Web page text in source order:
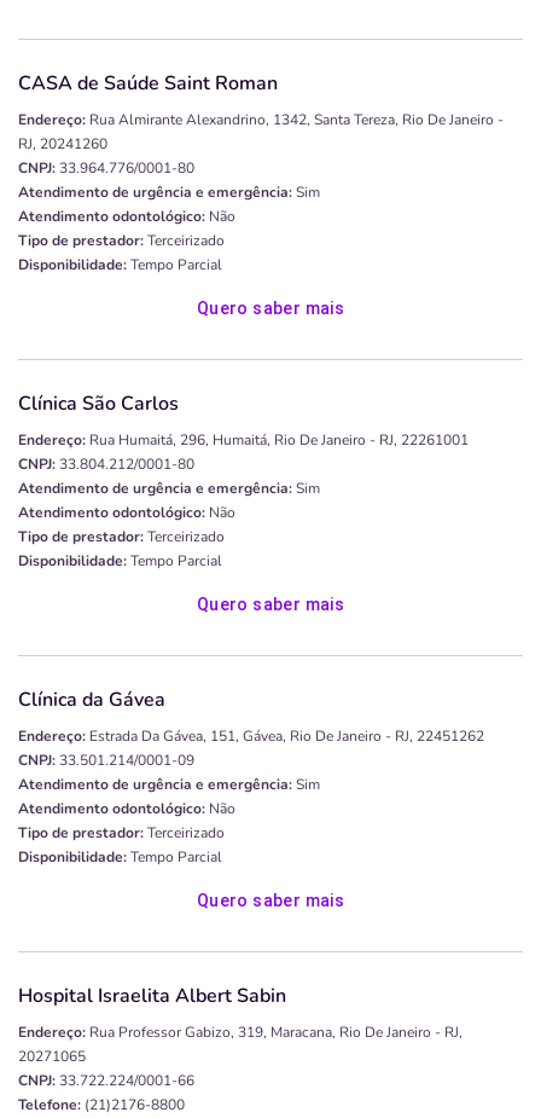
CASA de Saúde Saint Roman
Endereço: Rua Almirante Alexandrino, 1342, Santa Tereza, Rio De Janeiro -
RJ, 20241260
CNPJ:33.964.776/0001-80
Atendimento de urgência e emergência:Sim
Atendimento odontológico: Não
Tipo de prestador:Terceirizado
Disponibilidade:Tempo Parcial
Quero saber mais
Clínica São Carlos
Endereço: Rua Humaitá, 296, Humaitá, Rio De Janeiro - RJ, 22261001
CNPJ:33.804.212/0001-80
Atendimento de urgência e emergência:Sim
Atendimento odontológico: Não
Tipo de prestador:Terceirizado
Disponibilidade:Tempo Parcial
Quero saber mais
Clínica da Gávea
Endereço: Estrada Da Gávea, 151, Gávea, Rio De Janeiro - RJ, 22451262
CNPJ:33.501.214/0001-09
Atendimento de urgência e emergência:Sim
Atendimento odontológico: Não
Tipo de prestador:Terceirizado
Disponibilidade:Tempo Parcial
Quero saber mais
Hospital Israelita Albert Sabin
Endereço: Rua Professor Gabizo, 319, Maracana, Rio De Janeiro - RJ,
20271065
CNPJ:33.722.224/0001-66
Telefone: (21)2176-8800